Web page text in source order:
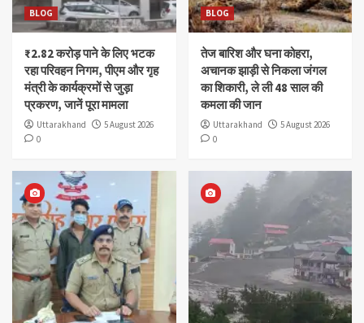
BLOG
₹2.82 करोड़ पाने के लिए भटक
रहा परिवहन निगम, पीएम और गृह
मंत्री के कार्यक्रमों से जुड़ा
प्रकरण, जानें पूरा मामला
Uttarakhand
5 August 2026
0
BLOG
तेज बारिश और घना कोहरा,
अचानक झाड़ी से निकला जंगल
का शिकारी, ले ली 48 साल की
कमला की जान
Uttarakhand
5 August 2026
0